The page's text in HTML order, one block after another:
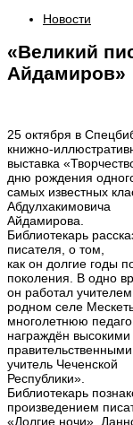
Новости
«Великий
Айдамиров»
25 октября в
книжно-
выставка
дню рождения
самых известных
Абдулхакимовича
Айдамирова.
Библиотекарь
писателя, о том,
как он долгие годы
поколения. В одно
он работал
родном селе
многолетнюю
награждён высокими
учитель Чеченской
Республики».
Библиотекарь
произведением
«Долгие ночи».